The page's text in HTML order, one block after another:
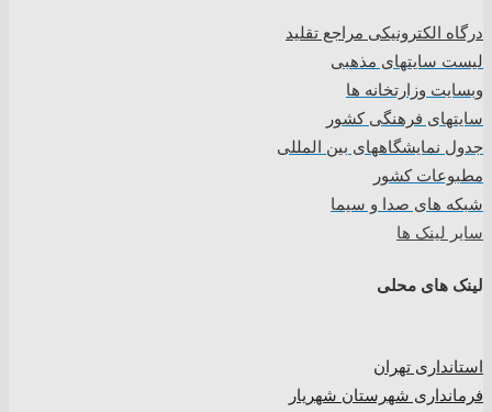
درگاه الکترونیکی مراجع تقلید
لیست سایتهای مذهبی
وبسایت وزارتخانه ها
سایتهای فرهنگی کشور
جدول نمایشگاههای بین المللی
مطبوعات کشور
شبکه های صدا و سیما
سایر لینک ها
لینک های محلی
استانداری تهران
فرمانداری شهرستان شهریار